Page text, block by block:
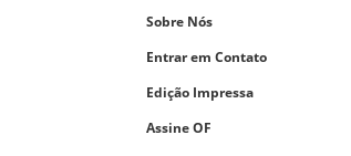
Sobre Nós
Entrar em Contato
Edição Impressa
Assine OF